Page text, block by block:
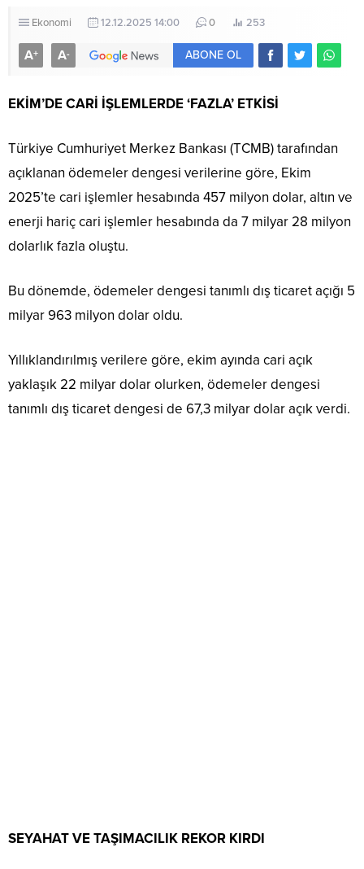
Ekonomi 12.12.2025 14:00 0 253
A+ A- ABONE OL
EKİM’DE CARİ İŞLEMLERDE ‘FAZLA’ ETKİSİ
Türkiye Cumhuriyet Merkez Bankası (TCMB) tarafından
açıklanan ödemeler dengesi verilerine göre, Ekim
2025’te cari işlemler hesabında 457 milyon dolar, altın ve
enerji hariç cari işlemler hesabında da 7 milyar 28 milyon
dolarlık fazla oluştu.
Bu dönemde, ödemeler dengesi tanımlı dış ticaret açığı 5
milyar 963 milyon dolar oldu.
Yıllıklandırılmış verilere göre, ekim ayında cari açık
yaklaşık 22 milyar dolar olurken, ödemeler dengesi
tanımlı dış ticaret dengesi de 67,3 milyar dolar açık verdi.
SEYAHAT VE TAŞIMACILIK REKOR KIRDI